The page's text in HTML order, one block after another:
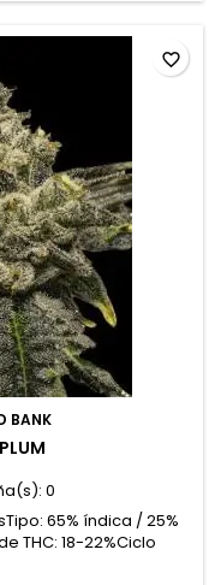
BANK
0
65% índica / 25%
THC: 18-22%Ciclo
en
favorite_border